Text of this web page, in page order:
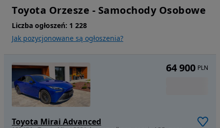
Toyota Orzesze - Samochody Osobowe
Liczba ogłoszeń: 1 228
Jak pozycjonowane są ogłoszenia?
Toyota Mirai Advanced
64 900 PLN